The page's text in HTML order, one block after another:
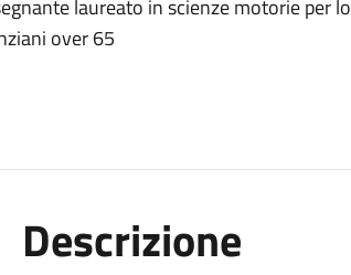
laureato in scienze motorie per lo
over 65
Descrizione